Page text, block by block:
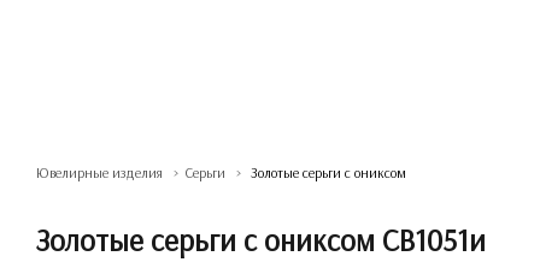
Ювелирные изделия Серьги Золотые серьги с ониксом
Золотые серьги с ониксом СВ1051и